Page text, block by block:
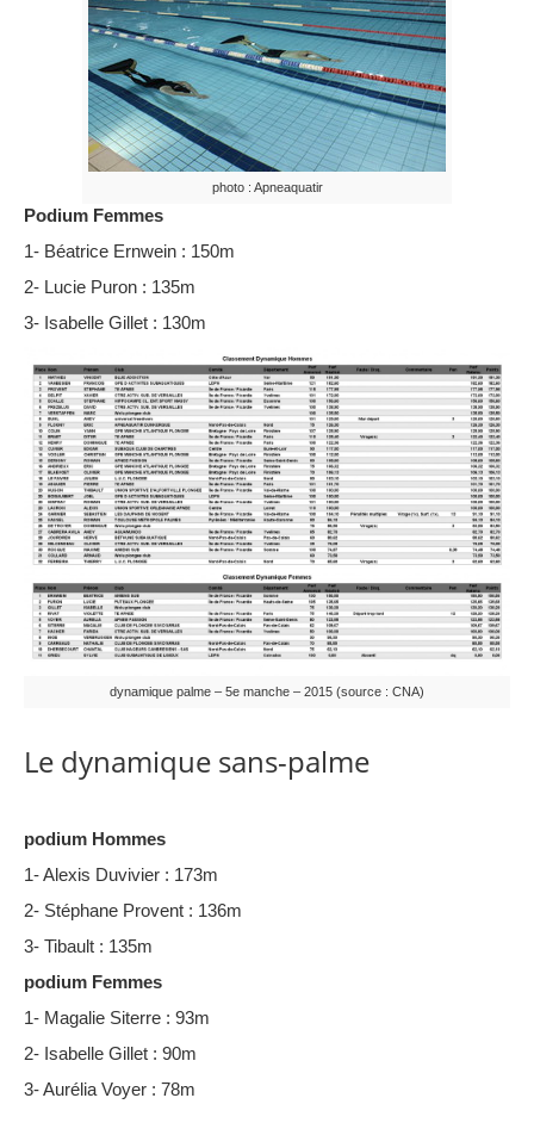
photo : Apneaquatir
Podium Femmes
1- Béatrice Ernwein : 150m
2- Lucie Puron : 135m
3- Isabelle Gillet : 130m
dynamique palme – 5e manche – 2015 (source : CNA)
Le dynamique sans-palme
podium Hommes
1- Alexis Duvivier : 173m
2- Stéphane Provent : 136m
3- Tibault : 135m
podium Femmes
1- Magalie Siterre : 93m
2- Isabelle Gillet : 90m
3- Aurélia Voyer : 78m